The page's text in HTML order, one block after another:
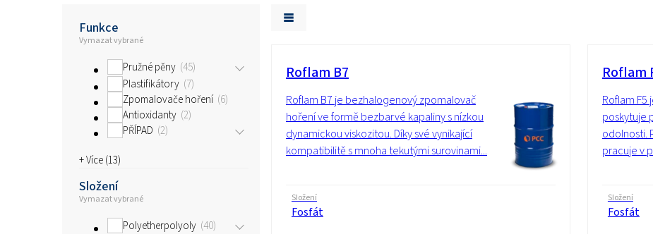
Funkce
Vymazat vybrané
Pružné pěny 45
Plastifikátory 7
Zpomalovače hoření 6
Antioxidanty 2
PŘÍPAD 2
+ Více (13)
Složení
Vymazat vybrané
Polyetherpolyoly 40
Roflam B7
Roflam B7 je bezhalogenový zpomalovač
hoření ve formě bezbarvé kapaliny s nízkou
dynamickou viskozitou. Díky své vynikající
kompatibilitě s mnoha tekutými surovinami...
Složení
Fosfát
Roflam
Roflam
poskytuje
odolnosti.
pracuje v
Složení
Fosfát